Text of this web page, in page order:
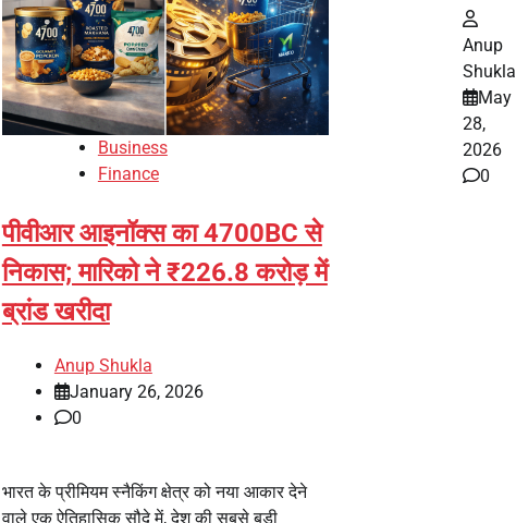
Business
Finance
पीवीआर आइनॉक्स का 4700BC से
निकास; मारिको ने ₹226.8 करोड़ में
ब्रांड खरीदा
Anup Shukla
January 26, 2026
0
भारत के प्रीमियम स्नैकिंग क्षेत्र को नया आकार देने
वाले एक ऐतिहासिक सौदे में, देश की सबसे बड़ी
इंटरनेट पर हुईं
Anup
Shukla
May
28,
2026
0